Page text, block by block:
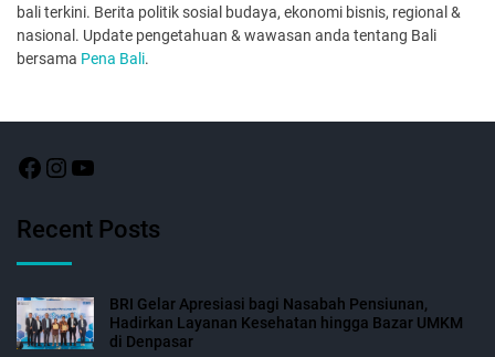
bali terkini. Berita politik sosial budaya, ekonomi bisnis, regional &
nasional. Update pengetahuan & wawasan anda tentang Bali
bersama Pena Bali.
Recent Posts
BRI Gelar Apresiasi bagi Nasabah Pensiunan,
Hadirkan Layanan Kesehatan hingga Bazar UMKM
di Denpasar